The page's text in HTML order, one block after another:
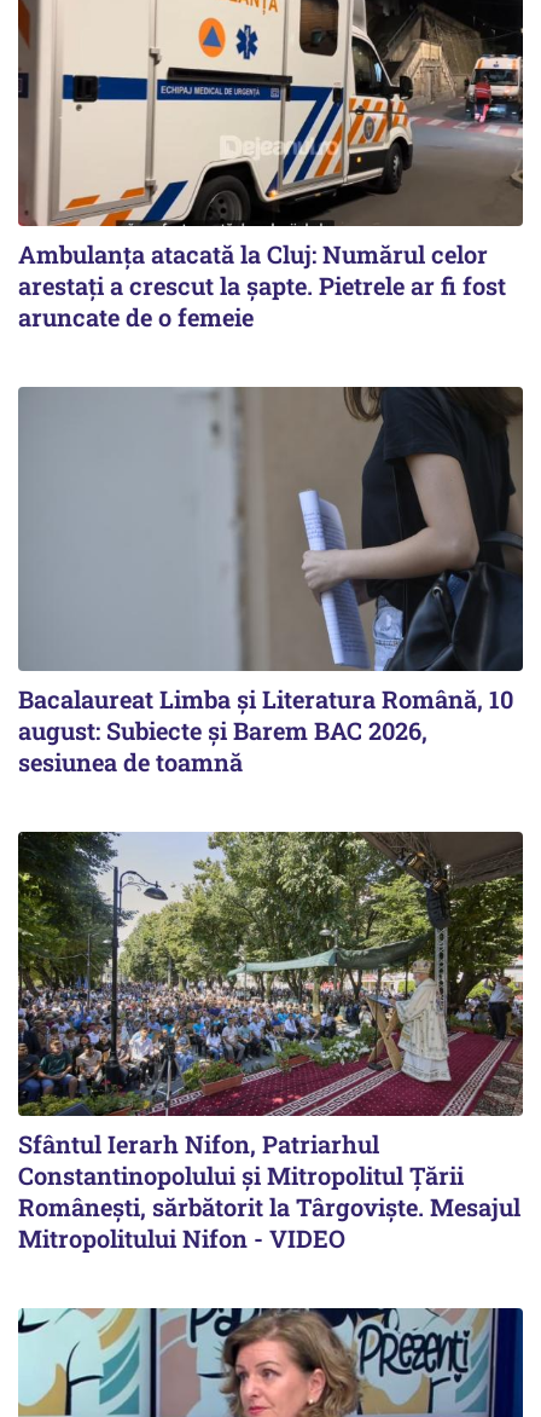
Ambulanța atacată la Cluj: Numărul celor
arestați a crescut la șapte. Pietrele ar fi fost
aruncate de o femeie
Bacalaureat Limba și Literatura Română, 10
august: Subiecte și Barem BAC 2026,
sesiunea de toamnă
Sfântul Ierarh Nifon, Patriarhul
Constantinopolului și Mitropolitul Țării
Românești, sărbătorit la Târgoviște. Mesajul
Mitropolitului Nifon - VIDEO